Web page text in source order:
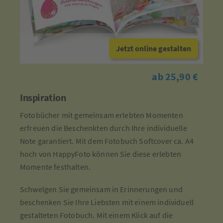
Jetzt online gestalten
ab 25,90 €
Inspiration
Fotobücher mit gemeinsam erlebten Momenten
erfreuen die Beschenkten durch Ihre individuelle
Note garantiert. Mit dem Fotobuch Softcover ca. A4
hoch von HappyFoto können Sie diese erlebten
Momente festhalten.
Schwelgen Sie gemeinsam in Erinnerungen und
beschenken Sie Ihre Liebsten mit einem individuell
gestalteten Fotobuch. Mit einem Klick auf die